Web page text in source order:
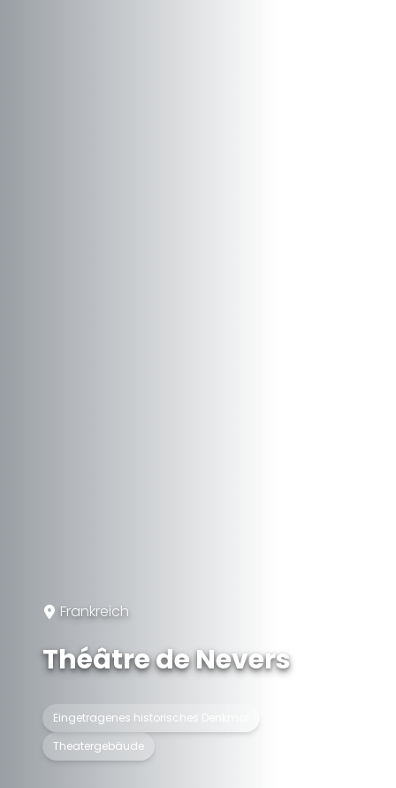
Frankreich
Théâtre de Nevers
Eingetragenes historisches Denkmal
Theatergebäude